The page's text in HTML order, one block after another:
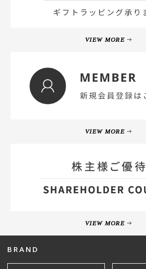
VIEW MORE
VIEW MORE
VIEW MORE
BRAND